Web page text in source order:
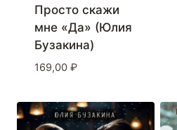
Просто скажи
мне «Да» (Юлия
Бузакина)
169,00 ₽